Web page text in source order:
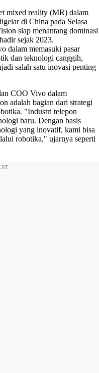
mixed reality (MR) dalam
di China pada Selasa
siap menantang dominasi
sejak 2023.
dalam memasuki pasar
dan teknologi canggih,
salah satu inovasi penting
COO Vivo dalam
adalah bagian dari strategi
"Industri telepon
baru. Dengan basis
yang inovatif, kami bisa
robotika," ujarnya seperti